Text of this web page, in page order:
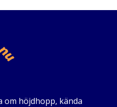
om höjdhopp, kända